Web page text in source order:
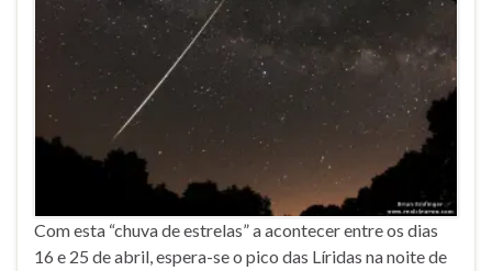
Com esta “chuva de estrelas” a acontecer entre os dias
16 e 25 de abril, espera-se o pico das Líridas na noite de